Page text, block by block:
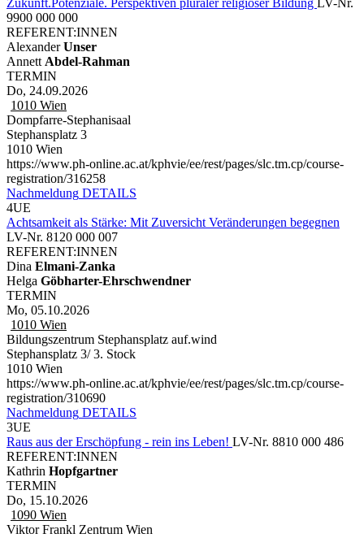
Zukunft.Potenziale. Perspektiven pluraler religiöser Bildung LV-Nr.
9900 000 000
REFERENT:INNEN
Alexander Unser
Annett Abdel-Rahman
TERMIN
Do, 24.09.2026
1010 Wien
Dompfarre-Stephanisaal
Stephansplatz 3
1010 Wien
https://www.ph-online.ac.at/kphvie/ee/rest/pages/slc.tm.cp/course-
registration/316258
Nachmeldung DETAILS
4UE
Achtsamkeit als Stärke: Mit Zuversicht Veränderungen begegnen
LV-Nr. 8120 000 007
REFERENT:INNEN
Dina Elmani-Zanka
Helga Göbharter-Ehrschwendner
TERMIN
Mo, 05.10.2026
1010 Wien
Bildungszentrum Stephansplatz auf.wind
Stephansplatz 3/ 3. Stock
1010 Wien
https://www.ph-online.ac.at/kphvie/ee/rest/pages/slc.tm.cp/course-
registration/310690
Nachmeldung DETAILS
3UE
Raus aus der Erschöpfung - rein ins Leben! LV-Nr. 8810 000 486
REFERENT:INNEN
Kathrin Hopfgartner
TERMIN
Do, 15.10.2026
1090 Wien
Viktor Frankl Zentrum Wien